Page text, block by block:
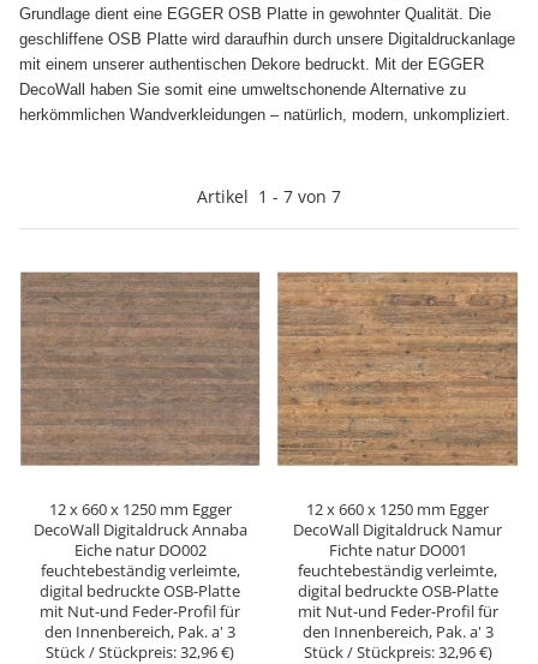
Grundlage dient eine EGGER OSB Platte in gewohnter Qualität. Die
geschliffene OSB Platte wird daraufhin durch unsere Digitaldruckanlage
mit einem unserer authentischen Dekore bedruckt. Mit der EGGER
DecoWall haben Sie somit eine umweltschonende Alternative zu
herkömmlichen Wandverkleidungen – natürlich, modern, unkompliziert.
Artikel 1 - 7 von 7
12 x 660 x 1250 mm Egger
DecoWall Digitaldruck Annaba
Eiche natur DO002
feuchtebeständig verleimte,
digital bedruckte OSB-Platte
mit Nut-und Feder-Profil für
den Innenbereich, Pak. a' 3
Stück / Stückpreis: 32,96 €)
12 x 660 x 1250 mm Egger
DecoWall Digitaldruck Namur
Fichte natur DO001
feuchtebeständig verleimte,
digital bedruckte OSB-Platte
mit Nut-und Feder-Profil für
den Innenbereich, Pak. a' 3
Stück / Stückpreis: 32,96 €)